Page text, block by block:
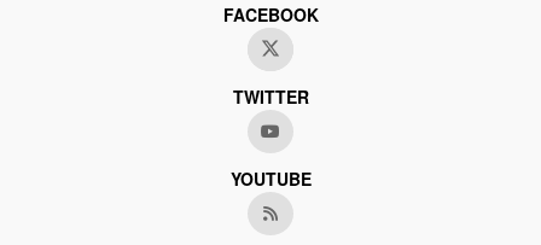
FACEBOOK
TWITTER
YOUTUBE